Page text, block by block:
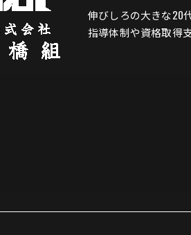
伸びしろの大きな20
指導体制や資格取得